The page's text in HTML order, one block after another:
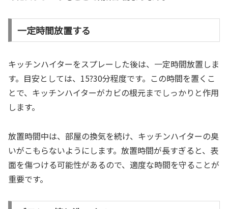
一定時間放置する
キッチンハイターをスプレーした後は、一定時間放置しま
す。目安としては、15?30分程度です。この時間を置くこ
とで、キッチンハイターがカビの根元までしっかりと作用
します。
放置時間中は、部屋の換気を続け、キッチンハイターの臭
いがこもらないようにします。放置時間が長すぎると、表
面を傷つける可能性があるので、適度な時間を守ることが
重要です。